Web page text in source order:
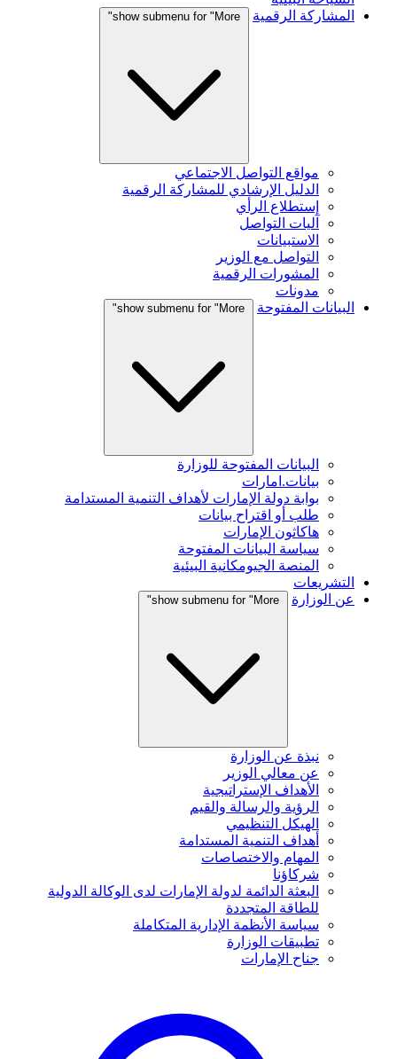
المشاركة الرقمية
show submenu for "More"
مواقع التواصل الاجتماعي
الدليل الإرشادي للمشاركة الرقمية
إستطلاع الرأي
آليات التواصل
الاستبيانات
التواصل مع الوزير
المشورات الرقمية
مدونات
البيانات المفتوحة
show submenu for "More"
البيانات المفتوحة للوزارة
بيانات.امارات
بوابة دولة الإمارات لأهداف التنمية المستدامة
طلب أو اقتراح بيانات
هاكاثون الإمارات
سياسة البيانات المفتوحة
المنصة الجيومكانية البيئية
التشريعات
عن الوزارة
show submenu for "More"
نبذة عن الوزارة
عن معالي الوزير
الأهداف الإستراتيجية
الرؤية والرسالة والقيم
الهيكل التنظيمي
أهداف التنمية المستدامة
المهام والاختصاصات
شركاؤنا
البعثة الدائمة لدولة الإمارات لدى الوكالة الدولية
للطاقة المتجددة
سياسة الأنظمة الإدارية المتكاملة
تطبيقات الوزارة
جناح الإمارات